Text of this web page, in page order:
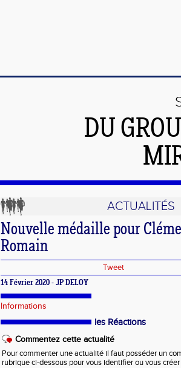
DU
ACTUALITÉS
Nouvelle médaille pour
Romain
Tweet
14 Février 2020 - JP DELOY
Informations
les Réactions
Commentez cette actualité
Pour commenter une actualité il faut posséder un
rubrique ci-dessous pour vous identifier ou vous